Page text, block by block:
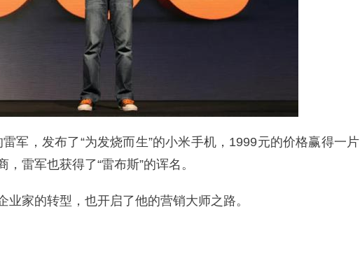
军，发布了“为发烧而生”的小米手机，1999元的价格赢得一片
雷军也获得了“雷布斯”的诨名。
家的转型，也开启了他的营销大师之路。